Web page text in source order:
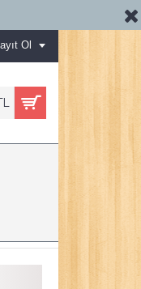
Ol
Diş Hekimi,